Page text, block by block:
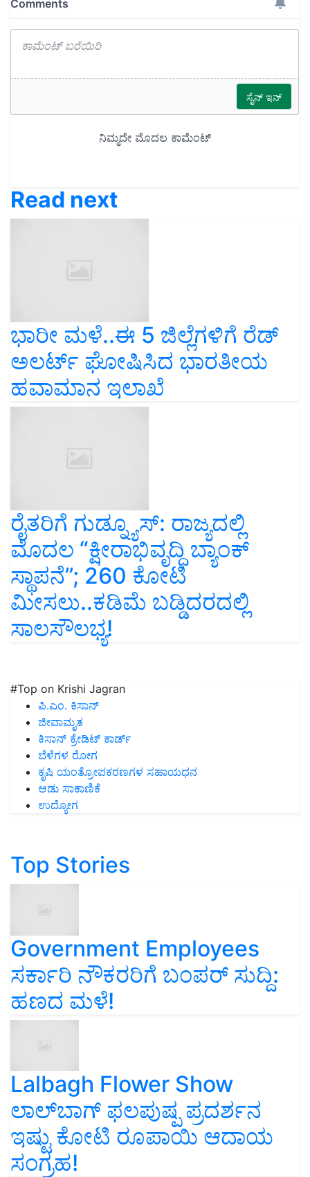
Read next
ಭಾರೀ ಮಳೆ..ಈ 5 ಜಿಲ್ಲೆಗಳಿಗೆ ರೆಡ್‌
ಅಲರ್ಟ್‌ ಘೋಷಿಸಿದ ಭಾರತೀಯ
ಹವಾಮಾನ ಇಲಾಖೆ
ರೈತರಿಗೆ ಗುಡ್ನ್ಯೂಸ್: ರಾಜ್ಯದಲ್ಲಿ
ಮೊದಲ “ಕ್ಷೀರಾಭಿವೃದ್ಧಿ ಬ್ಯಾಂಕ್‌
ಸ್ಥಾಪನೆ”; 260 ಕೋಟಿ
ಮೀಸಲು..ಕಡಿಮೆ ಬಡ್ಡಿದರದಲ್ಲಿ
ಸಾಲಸೌಲಭ್ಯ!
#Top on Krishi Jagran
ಪಿ.ಎಂ. ಕಿಸಾನ್
ಜೀವಾಮೃತ
ಕಿಸಾನ್ ಕ್ರೇಡಿಟ್ ಕಾರ್ಡ್
ಬೆಳೆಗಳ ರೋಗ
ಕೃಷಿ ಯಂತ್ರೋಪಕರಣಗಳ ಸಹಾಯಧನ
ಆಡು ಸಾಕಾಣಿಕೆ
ಉದ್ಯೋಗ
Top Stories
Government Employees
ಸರ್ಕಾರಿ ನೌಕರರಿಗೆ ಬಂಪರ್‌ ಸುದ್ದಿ:
ಹಣದ ಮಳೆ!
Lalbagh Flower Show
ಲಾಲ್‌ಬಾಗ್ ಫಲಪುಷ್ಪ ಪ್ರದರ್ಶನ
ಇಷ್ಟು ಕೋಟಿ ರೂಪಾಯಿ ಆದಾಯ
ಸಂಗ್ರಹ!